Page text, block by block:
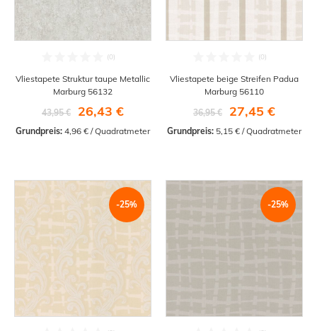
Vliestapete Struktur taupe Metallic
Marburg 56132
43,95 €
26,43 €
Grundpreis: 4,96 € / Quadratmeter
Vliestapete beige Streifen Padua
Marburg 56110
36,95 €
27,45 €
Grundpreis: 5,15 € / Quadratmeter
-25% -25%